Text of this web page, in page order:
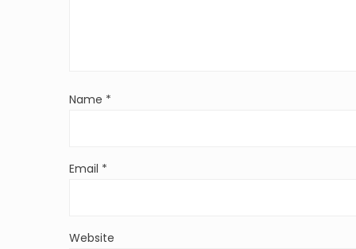
Name *
Email *
Website